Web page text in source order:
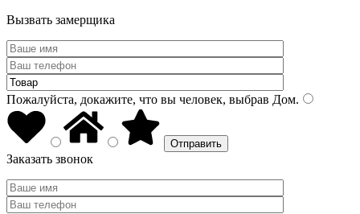
Вызвать замерщика
Пожалуйста, докажите, что вы человек, выбрав Дом.
Заказать звонок